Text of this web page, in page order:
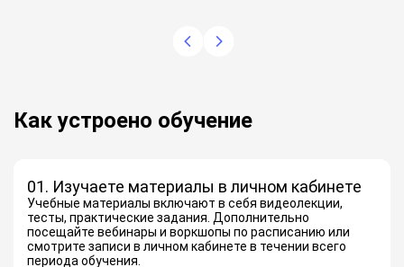
Как устроено обучение
01. Изучаете материалы в личном кабинете
Учебные материалы включают в себя видеолекции,
тесты, практические задания. Дополнительно
посещайте вебинары и воркшопы по расписанию или
смотрите записи в личном кабинете в течении всего
периода обучения.